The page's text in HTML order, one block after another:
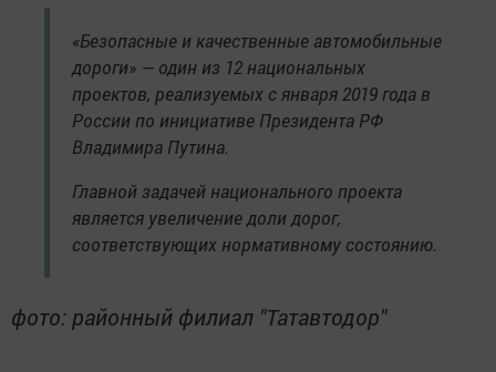
«Безопасные и качественные автомобильные
дороги» — один из 12 национальных
проектов, реализуемых с января 2019 года в
России по инициативе Президента РФ
Владимира Путина.
Главной задачей национального проекта
является увеличение доли дорог,
соответствующих нормативному состоянию.
фото: районный филиал "Татавтодор"